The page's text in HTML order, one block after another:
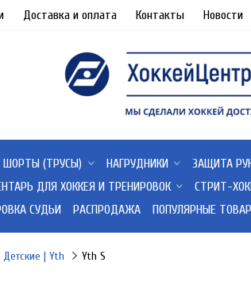
Доставка и оплата Контакты Новости
ШОРТЫ (ТРУСЫ) НАГРУДНИКИ ЗАЩИТА
ДЛЯ ХОККЕЯ И ТРЕНИРОВОК СТРИТ-
СУДЬИ РАСПРОДАЖА ПОПУЛЯРНЫЕ
Детские | Yth Yth S